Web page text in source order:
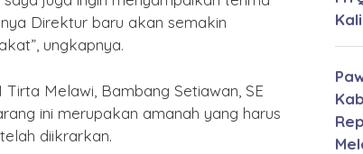
Direktur baru akan semakin
ungkapnya.
Melawi, Bambang Setiawan, SE
ini merupakan amanah yang harus
diikrarkan.